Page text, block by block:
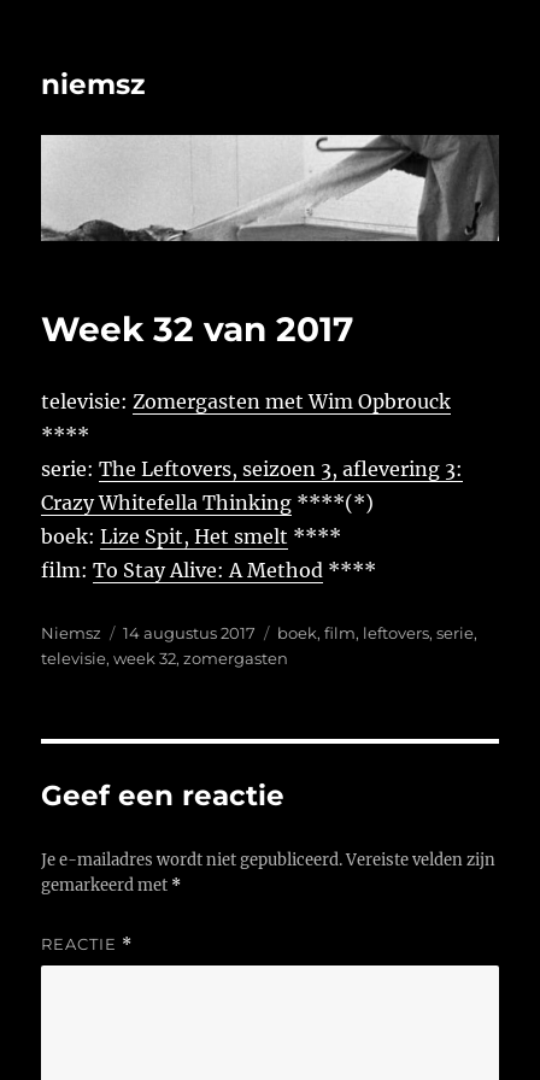
niemsz
Week 32 van 2017
televisie:Zomergasten met Wim Opbrouck
****
serie:The Leftovers, seizoen 3, aflevering 3:
Crazy Whitefella Thinking ****(*)
boek:Lize Spit, Het smelt ****
film:To Stay Alive: A Method ****
Auteur
Niemsz
Geplaatst
op
14 augustus 2017 Tags
boek,film, leftovers,serie,
televisie,week 32,zomergasten
Geef een reactie
Je e-mailadres wordt niet gepubliceerd. Vereiste velden zijn
gemarkeerd met *
REACTIE *